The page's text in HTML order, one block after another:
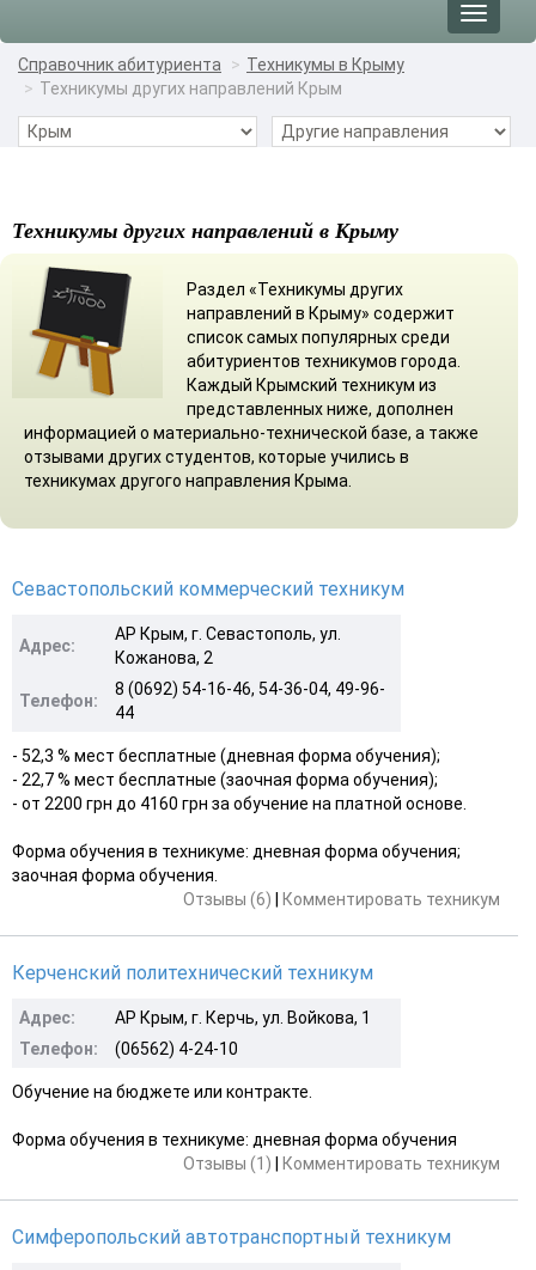
Toggle
Справочник абитуриента
Техникумы в Крыму
Техникумы других направлений Крым
Техникумы других направлений в Крыму
Раздел «Техникумы других
направлений в Крыму» содержит
список самых популярных среди
абитуриентов техникумов города.
Каждый Крымский техникум из
представленных ниже, дополнен
информацией о материально-технической базе, а также
отзывами других студентов, которые учились в
техникумах другого направления Крыма.
Севастопольский коммерческий техникум
Адрес:
АР Крым, г. Севастополь, ул.
Кожанова, 2
Телефон:
8 (0692) 54-16-46, 54-36-04, 49-96-
44
- 52,3 % мест бесплатные (дневная форма обучения);
- 22,7 % мест бесплатные (заочная форма обучения);
- от 2200 грн до 4160 грн за обучение на платной основе.
Форма обучения в техникуме: дневная форма обучения;
заочная форма обучения.
Отзывы (6)
Комментировать техникум
Керченский политехнический техникум
Адрес:
АР Крым, г. Керчь, ул. Войкова, 1
Телефон:
(06562) 4-24-10
Обучение на бюджете или контракте.
Форма обучения в техникуме: дневная форма обучения
Отзывы (1)
Комментировать техникум
Симферопольский автотранспортный техникум